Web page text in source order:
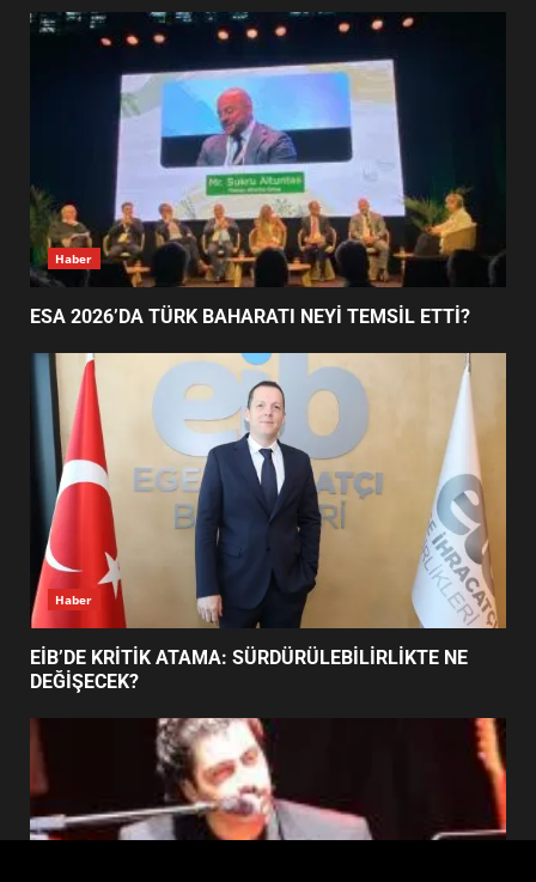
ESA 2026’DA TÜRK BAHARATI
NEYİ TEMSİL ETTİ?
3
EİB’DE KRİTİK ATAMA:
SÜRDÜRÜLEBİLİRLİKTE NE
DEĞİŞECEK?
4
FİNALİNDE NE BAŞARDI?
5
BALIKESİR MÜZELERİNDE SÜRE
UZATILDI: NE DEĞİŞTİ?
BURHANİYE SATRANÇ
TURNUVASI KAYITLARI NEYİ
7
BURHANİYE BELEDİYESPOR’DA
YENİ YÖNETİM NASIL
ŞEKİLLENDİ?
Haber
ESA 2026’DA TÜRK BAHARATI NEYİ TEMSİL ETTİ?
Haber
EİB’DE KRİTİK ATAMA: SÜRDÜRÜLEBİLİRLİKTE NE
DEĞİŞECEK?